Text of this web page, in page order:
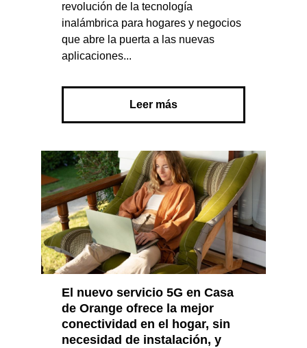
revolución de la tecnología
inalámbrica para hogares y negocios
que abre la puerta a las nuevas
aplicaciones...
Leer más
El nuevo servicio 5G en Casa
de Orange ofrece la mejor
conectividad en el hogar, sin
necesidad de instalación, y